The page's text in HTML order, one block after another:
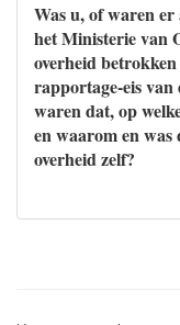
Was u, of waren
het Ministerie van
overheid
rapportage-eis van
waren dat, op
en waarom en
overheid zelf?